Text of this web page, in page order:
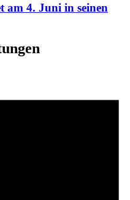
am 4. Juni in seinen